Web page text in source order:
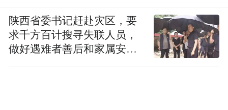
陕西省委书记赶赴灾区，要
求千方百计搜寻失联人员，
做好遇难者善后和家属安抚